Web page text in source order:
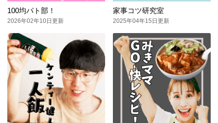
100均パト部！
2026年02年10日更新
家事コツ研究室
2025年04年15日更新